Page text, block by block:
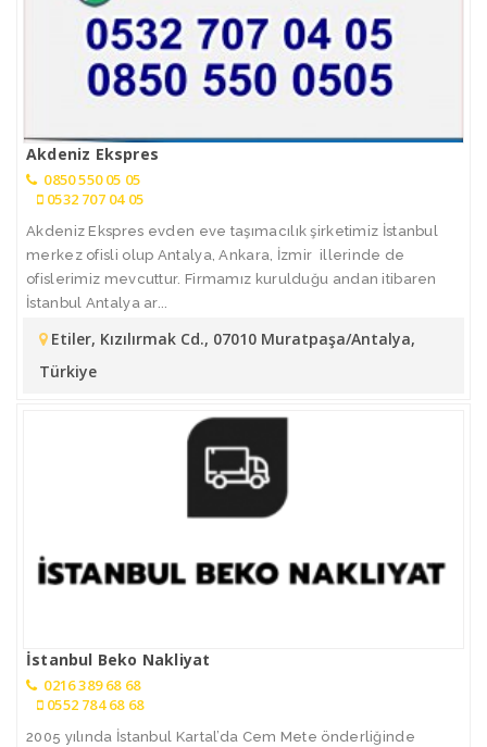
Akdeniz Ekspres
0850 550 05 05
0532 707 04 05
Akdeniz Ekspres evden eve taşımacılık şirketimiz İstanbul
merkez ofisli olup Antalya, Ankara, İzmir illerinde de
ofislerimiz mevcuttur. Firmamız kurulduğu andan itibaren
İstanbul Antalya ar...
Etiler, Kızılırmak Cd., 07010 Muratpaşa/Antalya,
Türkiye
İstanbul Beko Nakliyat
0216 389 68 68
0552 784 68 68
2005 yılında İstanbul Kartal’da Cem Mete önderliğinde